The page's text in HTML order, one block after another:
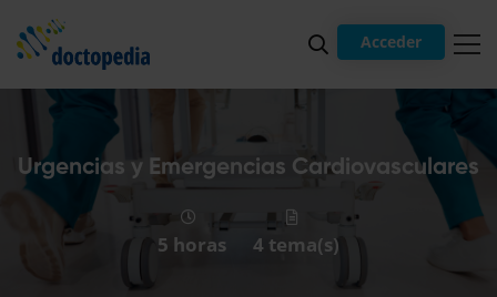
Acceder
Urgencias y Emergencias Cardiovasculares
5 horas 4 tema(s)